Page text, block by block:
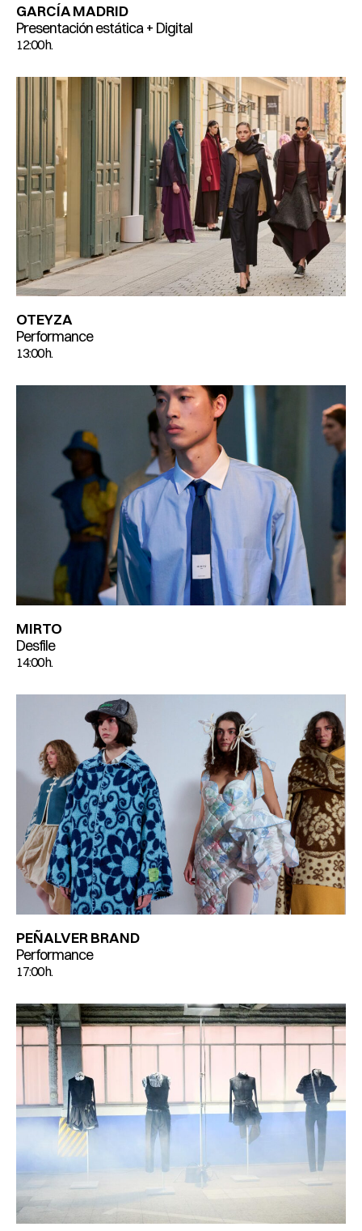
GARCÍA MADRID
Presentación estática + Digital
12:00 h.
OTEYZA
Performance
13:00 h.
MIRTO
Desfile
14:00 h.
PEÑALVER BRAND
Performance
17:00 h.